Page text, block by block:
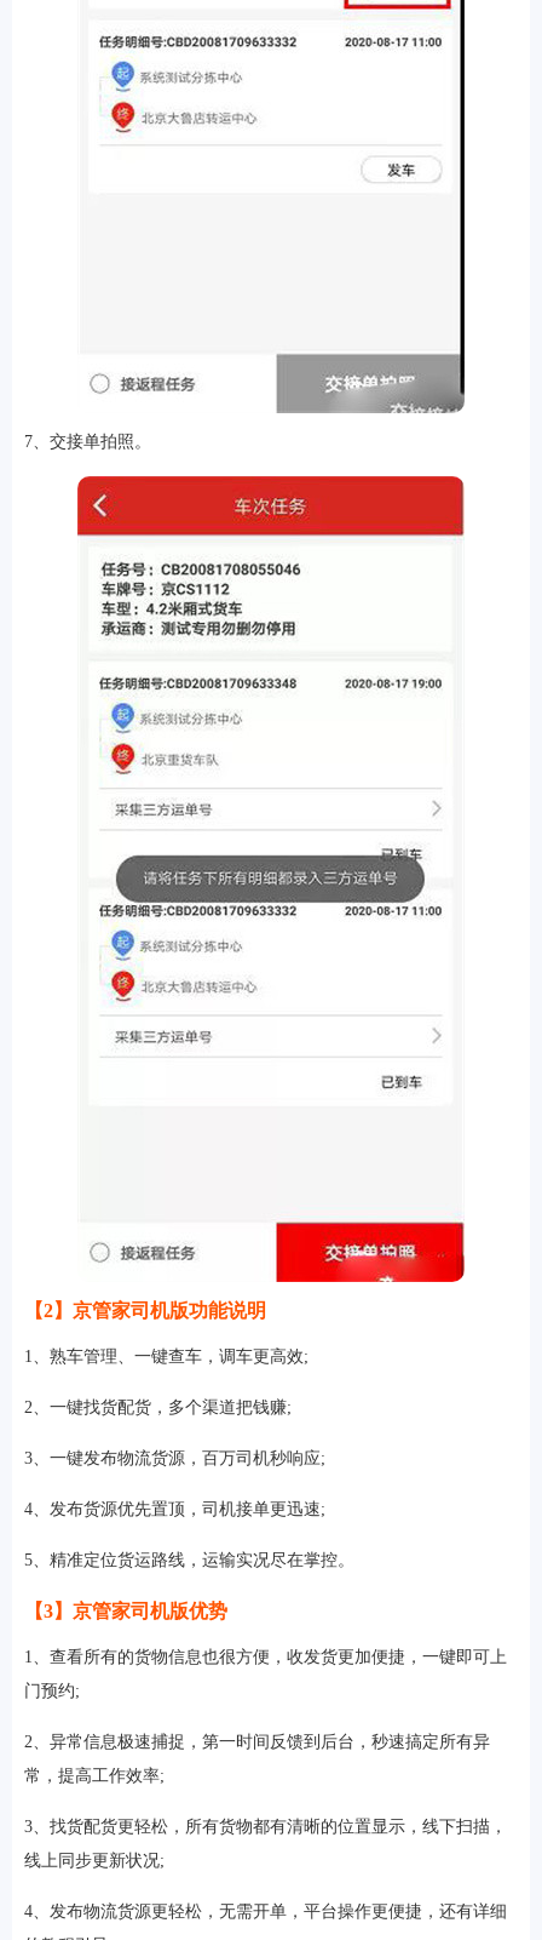
7、交接单拍照。
【2】京管家司机版功能说明
1、熟车管理、一键查车，调车更高效;
2、一键找货配货，多个渠道把钱赚;
3、一键发布物流货源，百万司机秒响应;
4、发布货源优先置顶，司机接单更迅速;
5、精准定位货运路线，运输实况尽在掌控。
【3】京管家司机版优势
1、查看所有的货物信息也很方便，收发货更加便捷，一键即可上
门预约;
2、异常信息极速捕捉，第一时间反馈到后台，秒速搞定所有异
常，提高工作效率;
3、找货配货更轻松，所有货物都有清晰的位置显示，线下扫描，
线上同步更新状况;
4、发布物流货源更轻松，无需开单，平台操作更便捷，还有详细